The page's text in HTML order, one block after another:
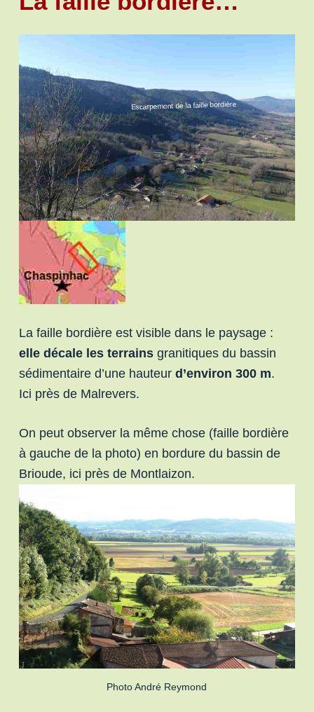
La faille bordière est visible dans le paysage :
elle décale les terrains granitiques du bassin
sédimentaire d’une hauteurd’environ 300 m.
Ici près de Malrevers.
On peut observer la même chose (faille bordière
à gauche de la photo) en bordure du bassin de
Brioude, ici près de Montlaizon.
Photo André Reymond